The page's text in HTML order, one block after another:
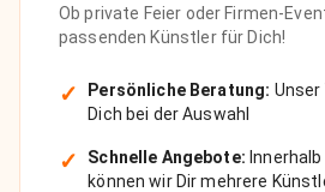
Ob private Feier oder Firmen-
passenden Künstler für Dich!
✓ Persönliche Beratung:
Dich bei der Auswahl
✓ Schnelle Angebote:
können wir Dir mehrere